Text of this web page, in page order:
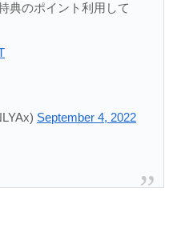
典のポイント利用して
September 4, 2022